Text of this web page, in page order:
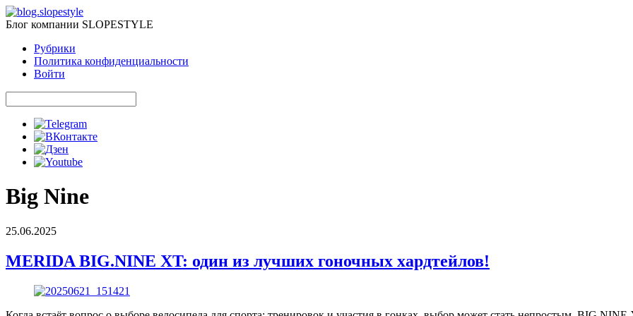
Блог компании SLOPESTYLE
Рубрики
Политика конфиденциальности
Войти
Big Nine
25.06.2025
MERIDA BIG.NINE XT: один из лучших гоночных хардтейлов!